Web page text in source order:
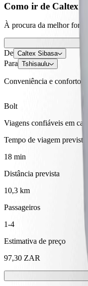
Como ir de Caltex
À procura da melhor
De Caltex Sibasa
Para Tshisaulu
Conveniência e conforto a
Bolt
Viagens confiáveis em
Tempo de viagem previsto
18 min
Distância prevista
10,3 km
Passageiros
1-4
Estimativa de preço
97,30 ZAR